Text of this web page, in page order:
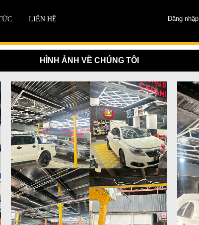
Đăng nhập
LIÊN HỆ
HÌNH ẢNH VỀ CHÚNG TÔI